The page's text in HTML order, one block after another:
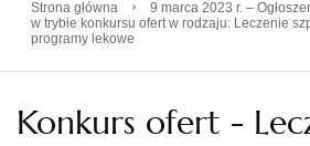
Strona główna
9 marca 2023 r. –
w trybie konkursu ofert w rodzaju: Leczenie
programy lekowe
Konkurs ofert -